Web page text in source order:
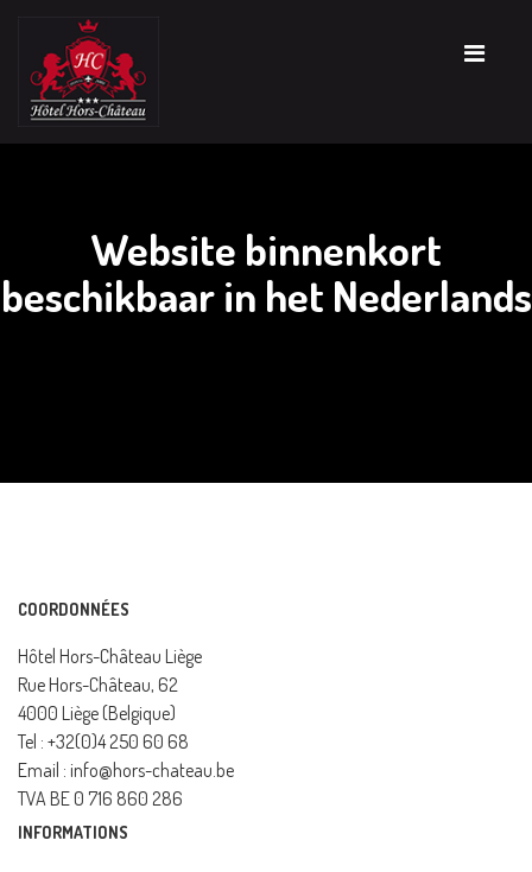
Website binnenkort
beschikbaar in het Nederlands
COORDONNÉES
Hôtel Hors-Château Liège
Rue Hors-Château, 62
4000 Liège (Belgique)
Tel : +32(0)4 250 60 68
Email : info@hors-chateau.be
TVA BE 0 716 860 286
INFORMATIONS